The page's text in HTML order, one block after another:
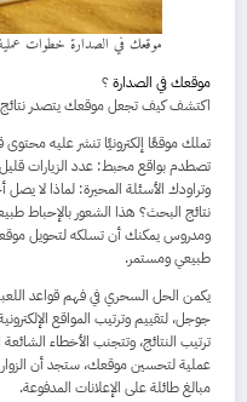
موقعك في الصدارة خطوات
موقعك في الصدارة؟
اكتشف كيف تجعل موقعك يتصدر
تملك موقعًا إلكترونيًا تنشر عليه محتوى
تصطدم بواقع محبط: عدد الزيارات
وتراودك الأسئلة المحيرة: لماذا لا
نتائج البحث؟ هذا الشعور بالإحباط
ومدروس يمكنك أن تسلكه لتحويل
طبيعي ومستمر.
يكمن الحل السحري في فهم قواعد
جوجل، لتقييم وترتيب المواقع
ترتيب النتائج، وتتجنب الأخطاء
عملية لتحسين موقعك، ستجد أن
مبالغ طائلة على الإعلانات المدفوعة.